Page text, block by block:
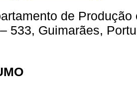
de
533, Guimarães,